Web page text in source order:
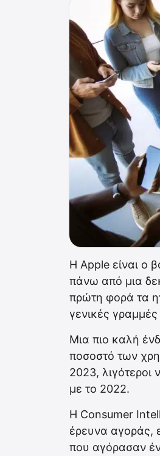
Η Apple είναι ο
πάνω από μια
πρώτη φορά τα
γενικές
Μια πιο καλή
ποσοστό των
2023,
με το 2022.
Η Consumer
έρευνα αγοράς,
που αγόρασαν